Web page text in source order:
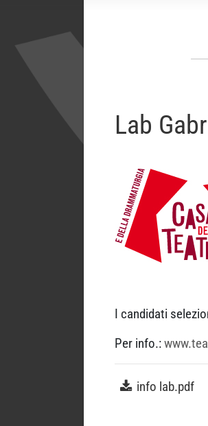
Lab
I candidati
Per info.:
info lab.pdf